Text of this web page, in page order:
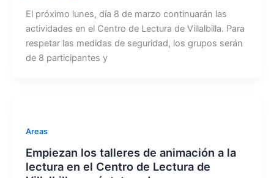
El próximo lunes, día 8 de marzo continuarán las
actividades en el Centro de Lectura de Villalbilla. Para
respetar las medidas de seguridad, los grupos serán
de 8 participantes y
Areas
Empiezan los talleres de animación a la
lectura en el Centro de Lectura de